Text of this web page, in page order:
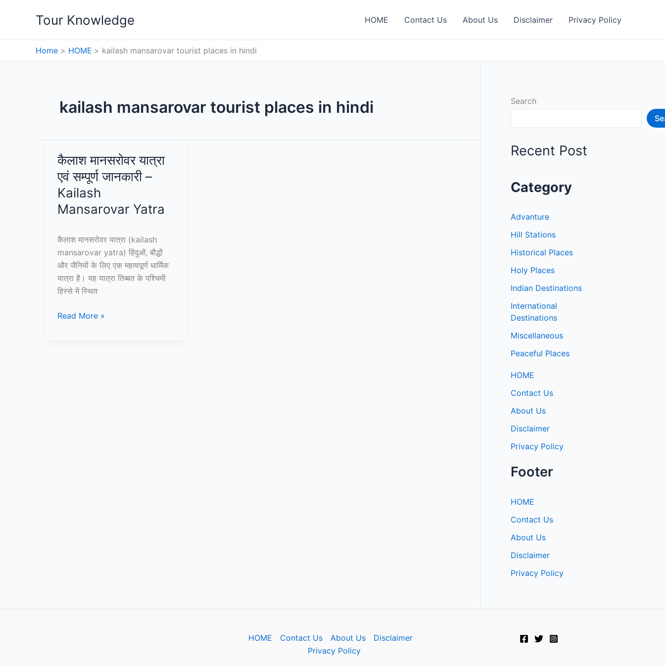
Tour Knowledge HOME Contact Us About Us Disclaimer Privacy Policy
Home HOME kailash mansarovar tourist places in hindi
kailash mansarovar tourist places in hindi
कैलाश मानसरोवर यात्रा
एवं सम्पूर्ण जानकारी –
Kailash
Mansarovar Yatra
कैलाश मानसरोवर यात्रा (kailash
mansarovar yatra) हिंदुओं, बौद्धों
और जैनियों के लिए एक महत्वपूर्ण धार्मिक
यात्रा है। यह यात्रा तिब्बत के पश्चिमी
हिस्से में स्थित
कैलाश
Read More »
Search
Recent Post
Category
Advanture
Hill Stations
Historical Places
Holy Places
Indian Destinations
International
Destinations
Miscellaneous
Peaceful Places
HOME
Contact Us
About Us
Disclaimer
Privacy Policy
Footer
HOME
Contact Us
About Us
Disclaimer
Privacy Policy
HOME Contact Us About Us
Disclaimer
Privacy Policy